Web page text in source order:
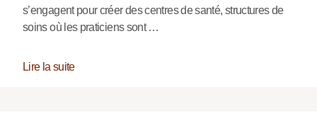
s’engagent pour créer des centres de santé, structures de
soins où les praticiens sont …
Lire la suite